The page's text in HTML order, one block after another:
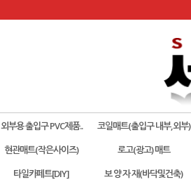
외부용 출입구 PVC제품.. 코일매트(출입구 내부,외부)
현관매트(작은사이즈) 로고(광고) 매트
타일카페트[DIY] 보 양 자 재(바닥및건축)